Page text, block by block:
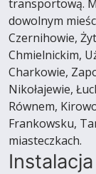
transportową.
dowolnym
Czernihowie,
Chmielnickim,
Charkowie,
Nikołajewie,
Równem,
Frankowsku,
miasteczkach.
Instalacja